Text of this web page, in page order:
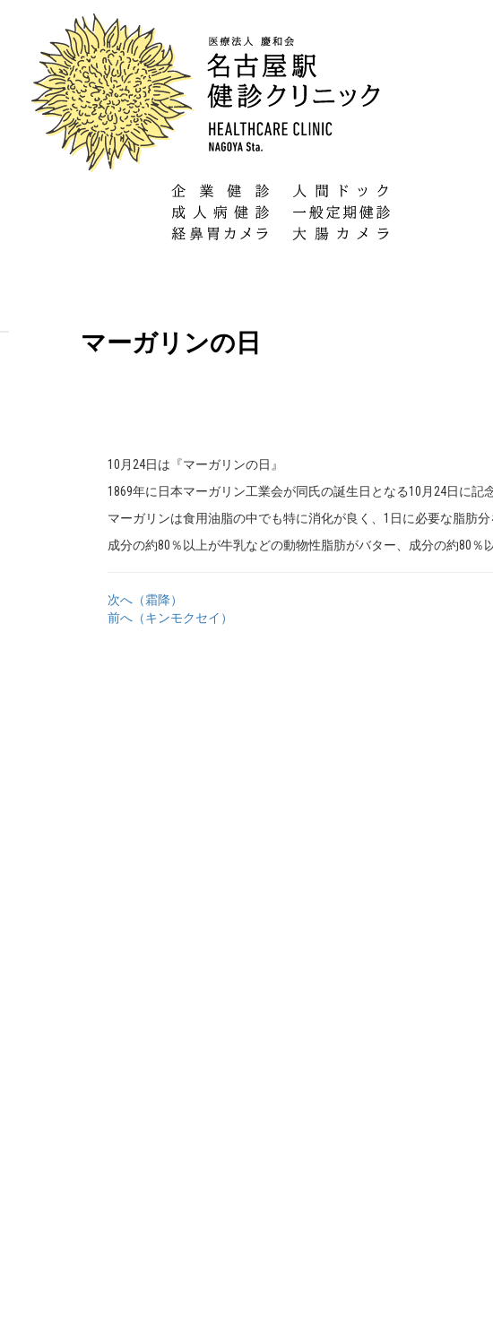
マーガリンの日
10月24日は『マーガリンの日』
1869年に日本マーガリン工業会が同氏の誕生日となる10月24日に記
マーガリンは食用油脂の中でも特に消化が良く、1日に必要な脂肪
成分の約80％以上が牛乳などの動物性脂肪がバター、成分の約80
次へ（霜降）
前へ（キンモクセイ）